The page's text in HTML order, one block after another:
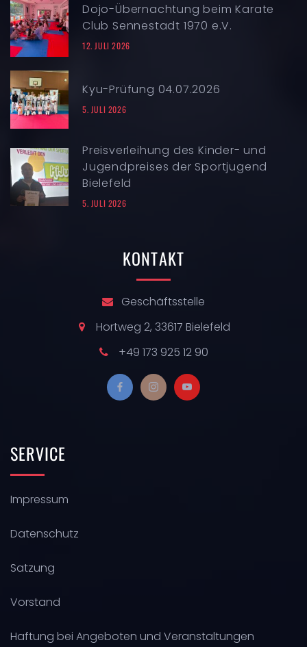
Dojo-Übernachtung beim Karate
Club Sennestadt 1970 e.V.
12. JULI 2026
Kyu-Prüfung 04.07.2026
5. JULI 2026
Preisverleihung des Kinder- und
Jugendpreises der Sportjugend
Bielefeld
5. JULI 2026
KONTAKT
Geschäftsstelle
Hortweg 2, 33617 Bielefeld
+49 173 925 12 90
SERVICE
Impressum
Datenschutz
Satzung
Vorstand
Haftung bei Angeboten und Veranstaltungen